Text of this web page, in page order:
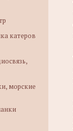
катеров
морские